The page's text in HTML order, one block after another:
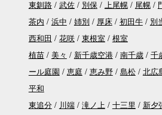
東釧路
武佐 別保 上尾幌 尾幌
茶内
浜中 姉別 厚床 初田牛 別
西和田
花咲 東根室
根室
植苗
美々 新千歳空港 南千歳 千
ール庭園
恵庭 恵み野 島松 北広
平和
東追分
川端 滝ノ上 十三里 新夕